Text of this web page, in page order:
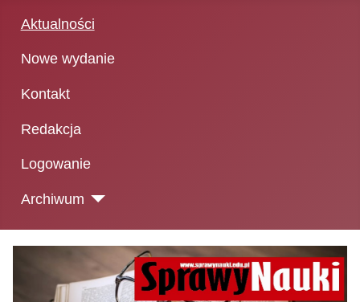
Aktualności
Nowe wydanie
Kontakt
Redakcja
Logowanie
Archiwum